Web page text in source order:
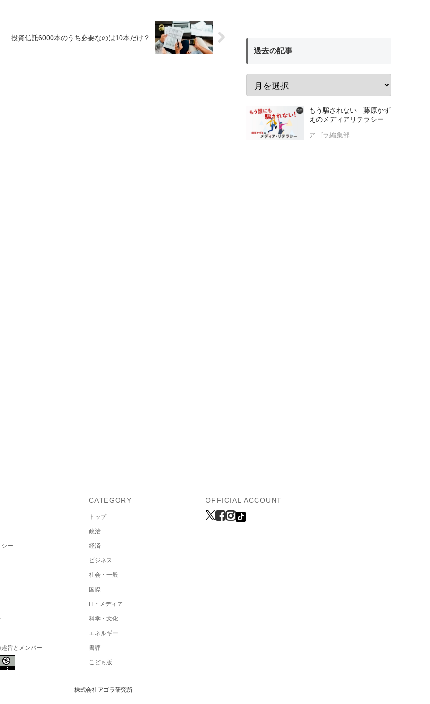
投資信託6000本のうち必要なのは10本だけ？
過去の記事
もう騙されない 藤原かず
えのメディアリテラシー
アゴラ編集部
ー
旨とメンバー
CATEGORY
トップ
政治
経済
ビジネス
社会・一般
国際
IT・メディア
科学・文化
エネルギー
書評
こども版
OFFICIAL ACCOUNT
株式会社アゴラ研究所